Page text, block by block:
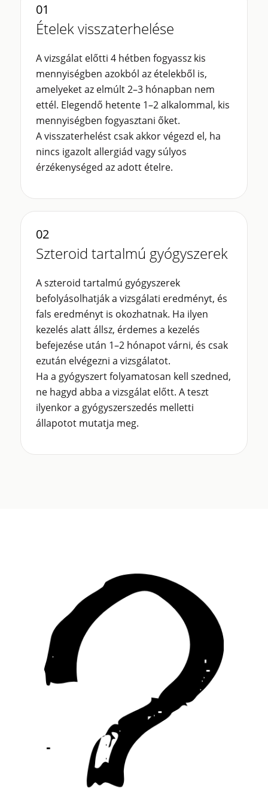
01
Ételek visszaterhelése
A vizsgálat előtti 4 hétben fogyassz kis
mennyiségben azokból az ételekből is,
amelyeket az elmúlt 2–3 hónapban nem
ettél. Elegendő hetente 1–2 alkalommal, kis
mennyiségben fogyasztani őket.
A visszaterhelést csak akkor végezd el, ha
nincs igazolt allergiád vagy súlyos
érzékenységed az adott ételre.
02
Szteroid tartalmú gyógyszerek
A szteroid tartalmú gyógyszerek
befolyásolhatják a vizsgálati eredményt, és
fals eredményt is okozhatnak. Ha ilyen
kezelés alatt állsz, érdemes a kezelés
befejezése után 1–2 hónapot várni, és csak
ezután elvégezni a vizsgálatot.
Ha a gyógyszert folyamatosan kell szedned,
ne hagyd abba a vizsgálat előtt. A teszt
ilyenkor a gyógyszerszedés melletti
állapotot mutatja meg.